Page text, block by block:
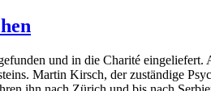
und in die Charité
Martin Kirsch, der zuständige